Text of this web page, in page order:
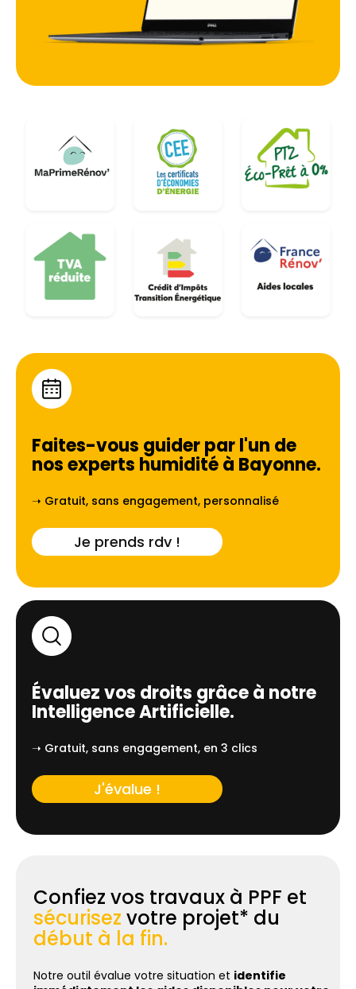
Faites-vous guider par l'un de
nos experts humidité à Bayonne.
➝ Gratuit, sans engagement, personnalisé
Je prends rdv !
Évaluez vos droits grâce à notre
Intelligence Artificielle.
➝ Gratuit, sans engagement, en 3 clics
J'évalue !
Confiez vos travaux à PPF et
sécurisez votre projet* du
début à la fin.
Notre outil évalue votre situation et identifie